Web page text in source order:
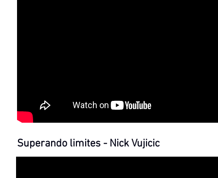
Superando limites - Nick Vujicic